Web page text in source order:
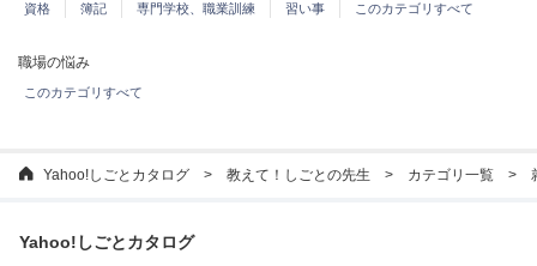
資格 簿記 専門学校、職業訓練 習い事 このカテゴリすべて
職場の悩み
このカテゴリすべて
Yahoo!しごとカタログ 教えて！しごとの先生 カテゴリ一覧
Yahoo!しごとカタログ